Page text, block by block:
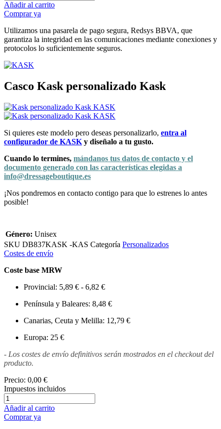
Añadir al carrito
Comprar ya
Utilizamos una pasarela de pago segura, Redsys BBVA, que
garantiza la integridad en las comunicaciones mediante conexiones y
protocolos lo suficientemente seguros.
Casco Kask personalizado Kask
Si quieres este modelo pero deseas personalizarlo, entra al
configurador de KASK y diseñalo a tu gusto.
Cuando lo termines, mándanos tus datos de contacto y el
documento generado con las características elegidas a
info@dressageboutique.es
¡Nos pondremos en contacto contigo para que lo estrenes lo antes
posible!
Género: Unisex
SKU DB837KASK -KAS Categoría Personalizados
Costes de envío
Coste base MRW
Provincial: 5,89 € - 6,82 €
Península y Baleares: 8,48 €
Canarias, Ceuta y Melilla: 12,79 €
Europa: 25 €
- Los costes de envío definitivos serán mostrados en el checkout del
producto.
Precio: 0,00 €
Impuestos incluidos
Añadir al carrito
Comprar ya